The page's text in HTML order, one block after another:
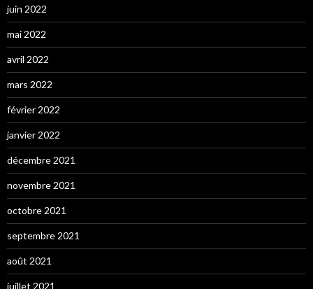
juin 2022
mai 2022
avril 2022
mars 2022
février 2022
janvier 2022
décembre 2021
novembre 2021
octobre 2021
septembre 2021
août 2021
juillet 2021